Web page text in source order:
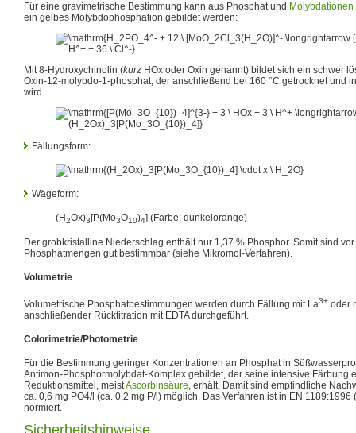
Für eine gravimetrische Bestimmung kann aus Phosphat und Molybdationen
ein gelbes Molybdophosphation gebildet werden:
Mit 8-Hydroxychinolin (kurz HOx oder Oxin genannt) bildet sich ein schwer
Oxin-12-molybdo-1-phosphat, der anschließend bei 160 °C getrocknet und
wird.
Fällungsform:
Wägeform:
(H2Ox)3 [P(Mo3O10)4] (Farbe: dunkelorange)
Der grobkristalline Niederschlag enthält nur 1,37 % Phosphor. Somit sind
Phosphatmengen gut bestimmbar (siehe Mikromol-Verfahren).
Volumetrie
Volumetrische Phosphatbestimmungen werden durch Fällung mit La3+ oder
anschließender Rücktitration mit EDTA durchgeführt.
Colorimetrie/Photometrie
Für die Bestimmung geringer Konzentrationen an Phosphat in
Antimon-Phosphormolybdat-Komplex gebildet, der seine intensive Färbung
Reduktionsmittel, meistAscorbinsäure , erhält. Damit sind empfindliche
ca. 0,6 mg PO4/l (ca. 0,2 mg P/l) möglich. Das Verfahren ist in EN 1189:1996
normiert.
Sicherheitshinweise